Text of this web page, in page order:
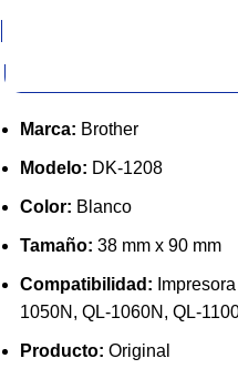
Marca: Brother
Modelo: DK-1208
Color: Blanco
Tamaño: 38 mm x 90 mm
Compatibilidad:
1050N, QL-1060N, QL-
Producto: Original